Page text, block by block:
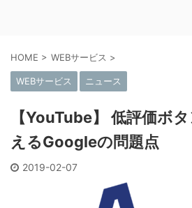
HOME > WEBサービス >
WEBサービス ニュース
【YouTube】 低評価ボ
えるGoogleの問題点
2019-02-07